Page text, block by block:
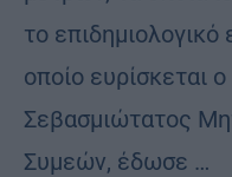
το
οποίο ευρίσκεται
Σεβασμιώτατος
Συμεών, έδωσε …